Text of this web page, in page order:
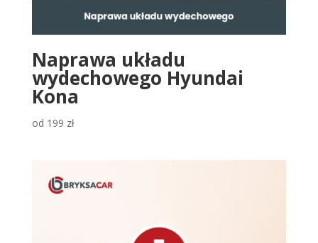
Naprawa układu
wydechowego Hyundai
Kona
od 199 zł